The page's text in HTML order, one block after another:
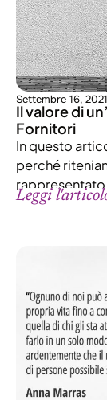
Settembre 16, 2021
Il valore di
Fornitori
In questo
perché
Leggi